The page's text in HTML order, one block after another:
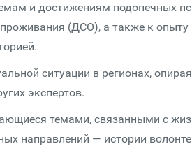
и достижениям подопечных
(ДСО), а также к опыту
ситуации в регионах,
экспертов.
темами, связанными с
направлений — истории